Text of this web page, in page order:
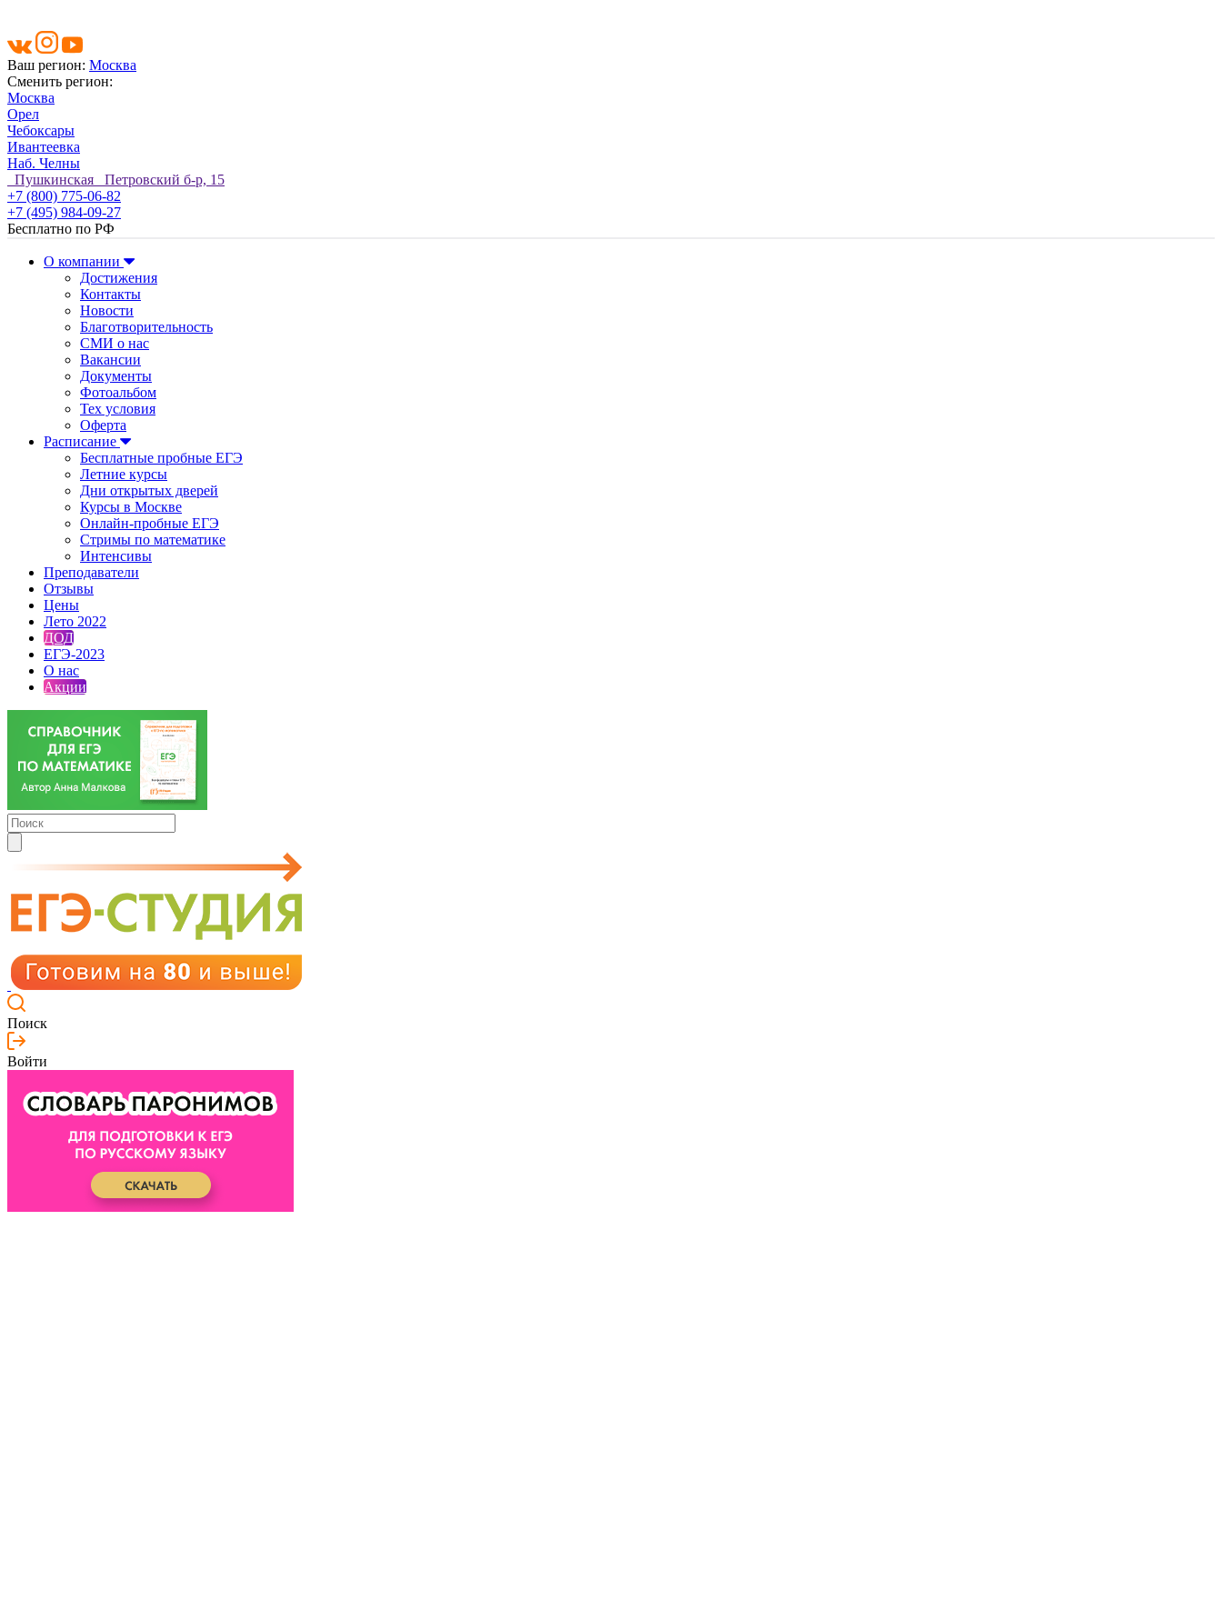
Ваш регион: Москва
Сменить регион:
Москва
Орел
Чебоксары
Ивантеевка
Наб. Челны
Пушкинская Петровский б-р, 15
+7 (800) 775-06-82
+7 (495) 984-09-27
Бесплатно по РФ
О компании
Достижения
Контакты
Новости
Благотворительность
СМИ о нас
Вакансии
Документы
Фотоальбом
Тех условия
Оферта
Расписание
Бесплатные пробные ЕГЭ
Летние курсы
Дни открытых дверей
Курсы в Москве
Онлайн-пробные ЕГЭ
Стримы по математике
Интенсивы
Преподаватели
Отзывы
Цены
Лето 2022
ДОД
ЕГЭ-2023
О нас
Акции
Поиск
Войти